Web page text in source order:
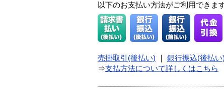
以下のお支払い方法がご利用できます
売掛取引(後払い) 銀行振込(後払い)
⇒支払方法について詳しくはこちら